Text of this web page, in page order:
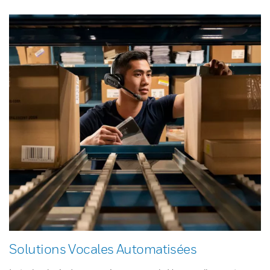
Solutions Vocales Automatisées